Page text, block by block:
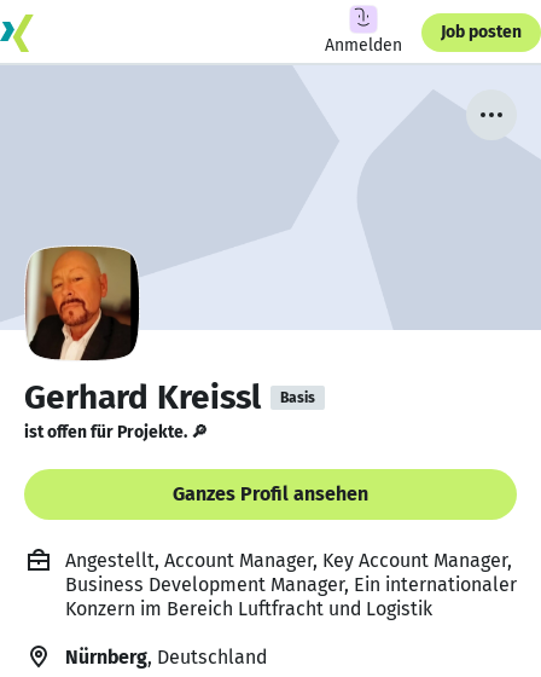
Anmelden
Job posten
Gerhard Kreissl Basis
ist offen für Projekte. 🔎
Ganzes Profil ansehen
Angestellt, Account Manager, Key Account Manager,
Business Development Manager, Ein internationaler
Konzern im Bereich Luftfracht und Logistik
Nürnberg, Deutschland